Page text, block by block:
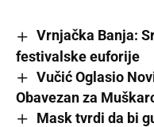
Vrnjačka Banja:
festivalske euforije
Vučić Oglasio
Obavezan za
Mask tvrdi da bi